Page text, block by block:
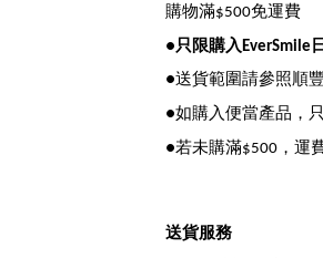
購物滿$500免運費
●只限購入EverSmile
●送貨範圍請參照順豐
●如購入便當產品，
●若未購滿$500，運
送貨服務